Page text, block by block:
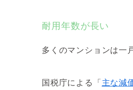
耐用年数が長い
多くのマンションは一
国税庁による「 主な減